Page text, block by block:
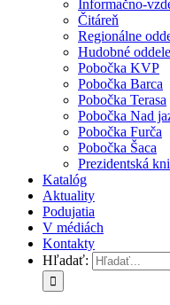
Informačno-
Čitáreň
Regionálne
Hudobné
Pobočka KVP
Pobočka Barca
Pobočka Terasa
Pobočka Nad
Pobočka Furča
Pobočka Šaca
Prezidentská
Katalóg
Aktuality
Podujatia
V médiách
Kontakty
Hľadať: